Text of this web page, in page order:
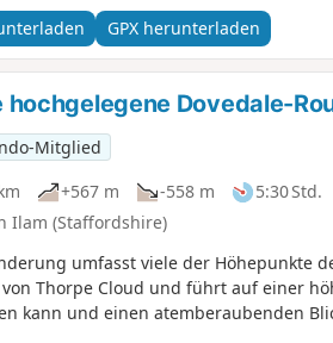
GPX herunterladen
hochgelegene Dovedale-
Mitglied
+567 m -558 m 5:30 Std.
Ilam (Staffordshire)
umfasst viele der Höhepunkte
Thorpe Cloud und führt auf einer
kann und einen atemberaubenden